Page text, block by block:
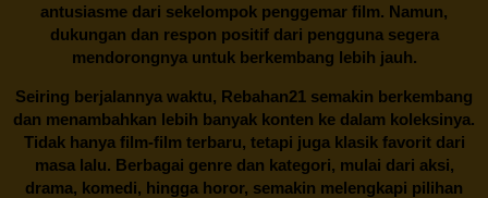
antusiasme dari sekelompok penggemar film. Namun,
dukungan dan respon positif dari pengguna segera
mendorongnya untuk berkembang lebih jauh.
Seiring berjalannya waktu, Rebahan21 semakin berkembang
dan menambahkan lebih banyak konten ke dalam koleksinya.
Tidak hanya film-film terbaru, tetapi juga klasik favorit dari
masa lalu. Berbagai genre dan kategori, mulai dari aksi,
drama, komedi, hingga horor, semakin melengkapi pilihan